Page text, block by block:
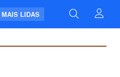
MAIS LIDAS